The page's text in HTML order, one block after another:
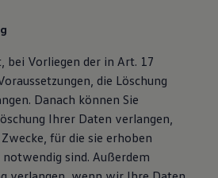
bei Vorliegen der in Art. 17
die Löschung
Danach können Sie
Ihrer Daten verlangen,
für die sie erhoben
sind. Außerdem